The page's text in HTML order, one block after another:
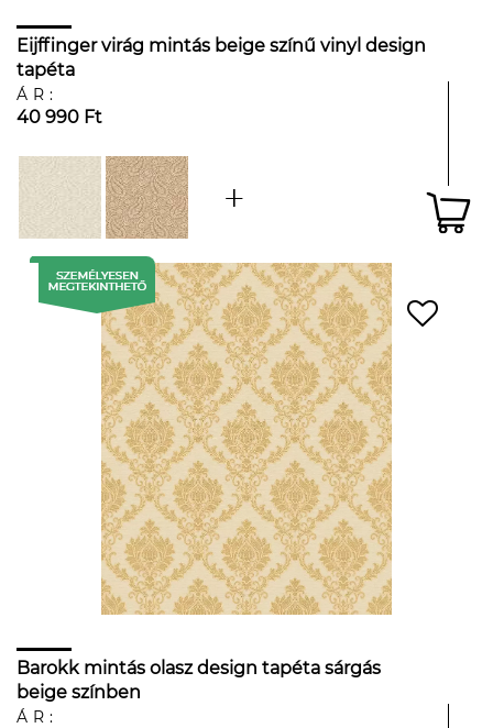
Eijffinger virág mintás beige színű vinyl design
tapéta
ÁR:
40 990 Ft
Barokk mintás olasz design tapéta sárgás
beige színben
ÁR: